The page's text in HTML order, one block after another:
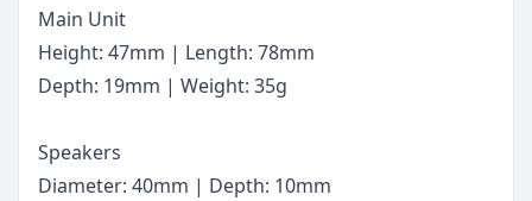
Main Unit
Height: 47mm | Length: 78mm
Depth: 19mm | Weight: 35g
Speakers
Diameter: 40mm | Depth: 10mm